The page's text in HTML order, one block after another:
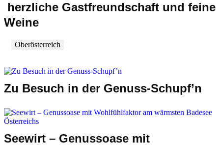
herzliche Gastfreundschaft und feine
Weine
Oberösterreich
Zu Besuch in der Genuss-Schupf’n
Seewirt – Genussoase mit